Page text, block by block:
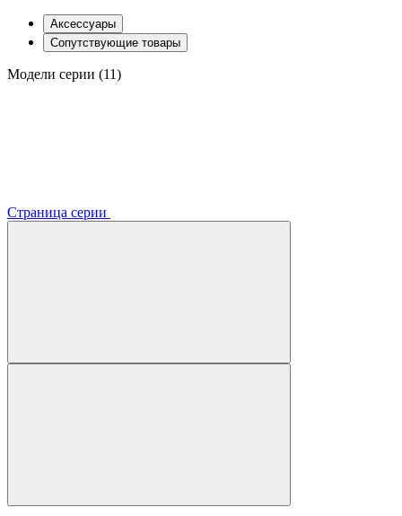
Аксессуары
Сопутствующие товары
Модели серии (11)
Страница серии